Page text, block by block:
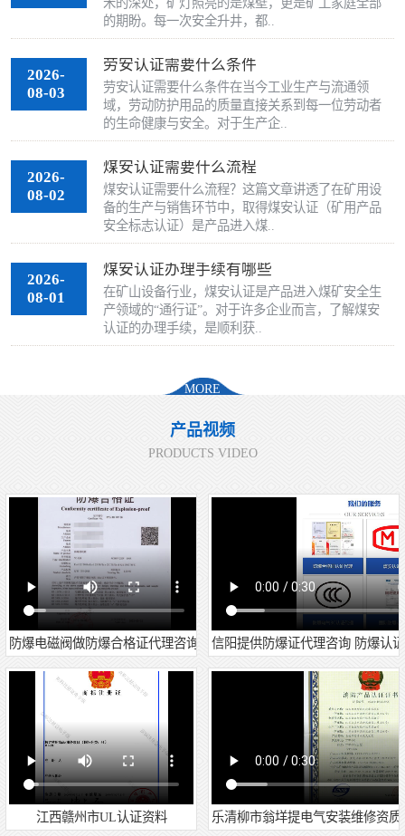
的期盼。每一次安全升井，都..
2026-
08-03
劳安认证需要什么条件
劳安认证需要什么条件在当今工业生产与流通领
域，劳动防护用品的质量直接关系到每一位劳动者
的生命健康与安全。对于生产企..
2026-
08-02
煤安认证需要什么流程
煤安认证需要什么流程？这篇文章讲透了在矿用设
备的生产与销售环节中，取得煤安认证（矿用产品
安全标志认证）是产品进入煤..
2026-
08-01
煤安认证办理手续有哪些
在矿山设备行业，煤安认证是产品进入煤矿安全生
产领域的“通行证”。对于许多企业而言，了解煤安
认证的办理手续，是顺利获..
MORE
产品视频
PRODUCTS VIDEO
防爆电磁阀做防爆合格证代理咨询 信阳提供防爆证代理咨询 防爆认
江西赣州市UL认证资料 乐清柳市翁垟提电气安装维修资